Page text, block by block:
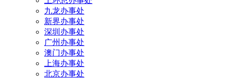
九龙办事处
新界办事处
深圳办事处
广州办事处
澳门办事处
上海办事处
北京办事处